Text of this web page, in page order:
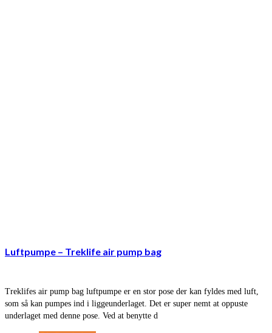
Luftpumpe – Treklife air pump bag
Treklifes air pump bag luftpumpe er en stor pose der kan fyldes med luft,
som så kan pumpes ind i liggeunderlaget. Det er super nemt at oppuste
underlaget med denne pose. Ved at benytte d